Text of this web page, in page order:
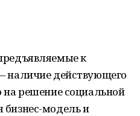
к
наличие действующего
на решение социальной
модель и